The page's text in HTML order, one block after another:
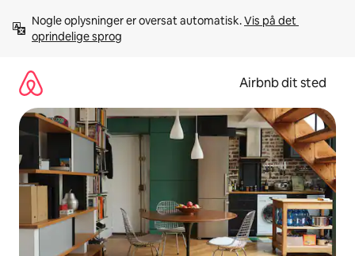
videre
Nogle oplysninger er oversat automatisk. Vis på det
oprindelige sprog
Airbnb dit sted